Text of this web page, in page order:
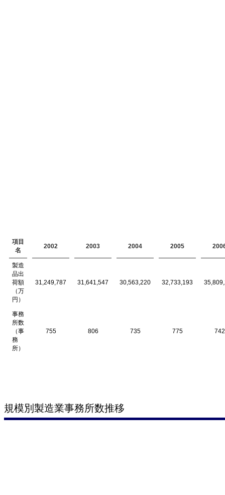
項目
名
2002 2003 2004 2005
製造
品出
荷額
（万
円）
31,249,787 31,641,547 30,563,220 32,733,193
事務
所数
（事
務
所）
755 806 735 775 742
規模別製造業事務所数推移